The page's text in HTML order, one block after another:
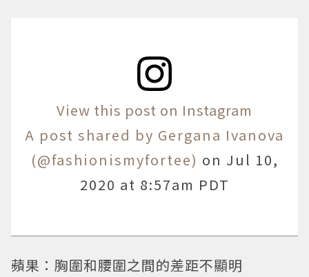
View this post on Instagram
A post shared by Gergana Ivanova
(@fashionismyfortee) on Jul 10,
2020 at 8:57am PDT
蘋果：胸圍和腰圍之間的差距不顯明